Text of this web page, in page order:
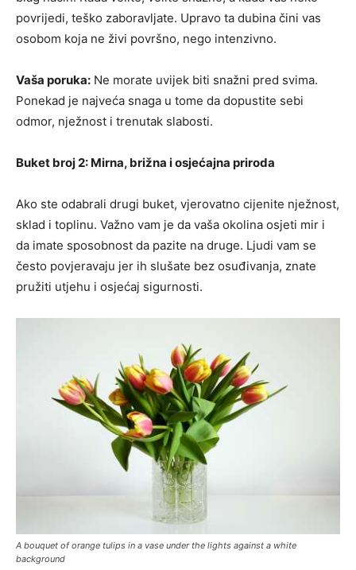
povrijedi, teško zaboravljate. Upravo ta dubina čini vas
osobom koja ne živi površno, nego intenzivno.
Vaša poruka: Ne morate uvijek biti snažni pred svima.
Ponekad je najveća snaga u tome da dopustite sebi
odmor, nježnost i trenutak slabosti.
Buket broj 2: Mirna, brižna i osjećajna priroda
Ako ste odabrali drugi buket, vjerovatno cijenite nježnost,
sklad i toplinu. Važno vam je da vaša okolina osjeti mir i
da imate sposobnost da pazite na druge. Ljudi vam se
često povjeravaju jer ih slušate bez osuđivanja, znate
pružiti utjehu i osjećaj sigurnosti.
A bouquet of orange tulips in a vase under the lights against a white
background